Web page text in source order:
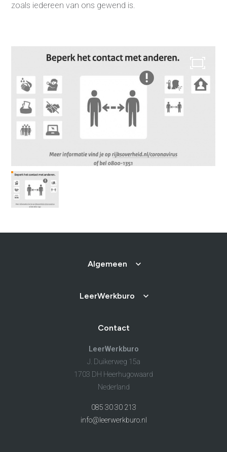
zoals iedereen van ons gewend is.
Algemeen
LeerWerkburo
Contact
LeerWerkburo
J. Duikerweg 15a
1703 DH Heerhugowaard
Nederland
085 30 30 213
info@leerwerkburo.nl